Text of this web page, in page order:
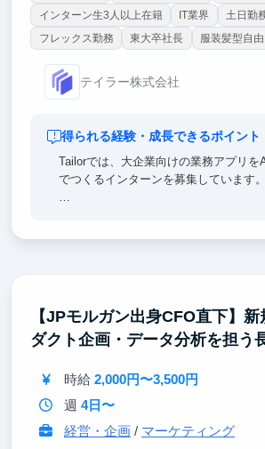
インターン生3人以上在籍
IT業界
土日勤
フレックス勤務
東大卒社長 服装髪型自由
テイラー株式会社
得られる経験・成長できるポイント
Tailorでは、大企業向けの業務アプリを
でつくるインターンを募集しています。
長角度を高める】
AI Agentの実行基盤、Coding Agent前
クライアントは日本を代表する大手企
を目指す方は、Salesから全てのフェー
【JPモルガン出身CFO直下】
ダクト企画・データ分析を担う
時給 2,000円〜3,500円
週 4日〜
経営・企画/ マーケティング